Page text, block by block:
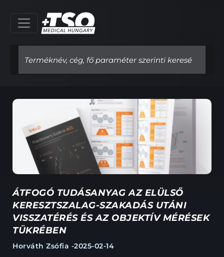
ÁTFOGÓ TUDÁSANYAG AZ ELÜLSŐ
KERESZTSZALAG-SZAKADÁS UTÁNI
VISSZATÉRÉS ÉS AZ OBJEKTÍV MÉRÉSEK
TÜKRÉBEN
Horváth Zsófia -2025-02-14